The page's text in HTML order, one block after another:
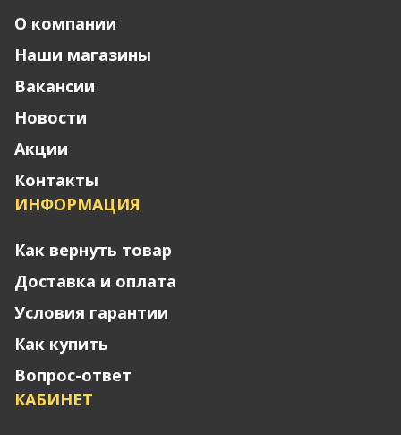
О компании
Наши магазины
Вакансии
Новости
Акции
Контакты
ИНФОРМАЦИЯ
Как вернуть товар
Доставка и оплата
Условия гарантии
Как купить
Вопрос-ответ
КАБИНЕТ